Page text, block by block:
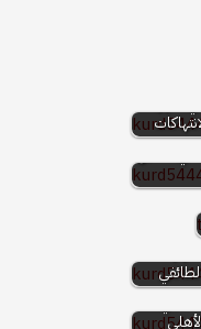
السايق
ريف حماة
زاهر في
أعمال شغب في حي المزة 86 في دمشق